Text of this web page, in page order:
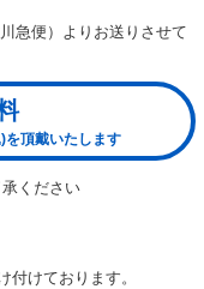
急便）よりお送りさせて
頂戴いたします
ください
付けております。